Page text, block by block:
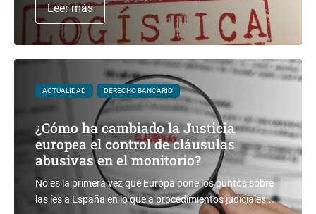
Leer más
ACTUALIDAD DERECHO BANCARIO
¿Cómo ha cambiado la Justicia
europea el control de cláusulas
abusivas en el monitorio?
No es la primera vez que Europa pone los puntos sobre
las íes a España en lo que a procedimientos judiciales...